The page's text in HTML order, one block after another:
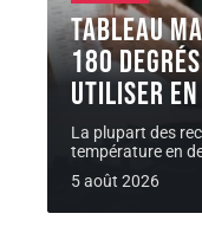
Tableau
180
utiliser en
La plupart des
température en
5 août 2026